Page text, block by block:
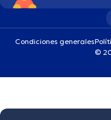
Condiciones generales
©